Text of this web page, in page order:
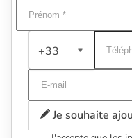
+33
Je souhaite